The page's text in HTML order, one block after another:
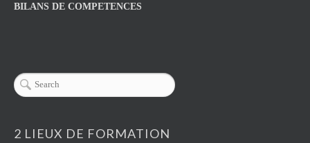
BILANS DE COMPETENCES
2 LIEUX DE FORMATION